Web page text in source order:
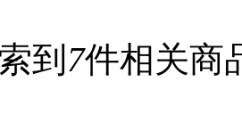
到 7件相关商